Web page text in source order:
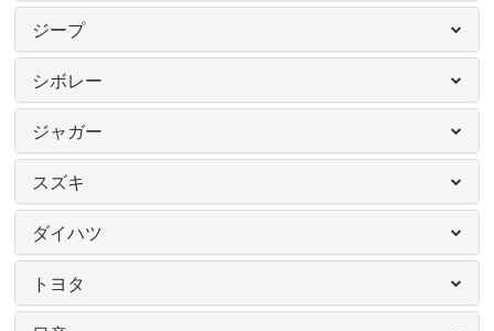
ジープ
シボレー
ジャガー
スズキ
ダイハツ
トヨタ